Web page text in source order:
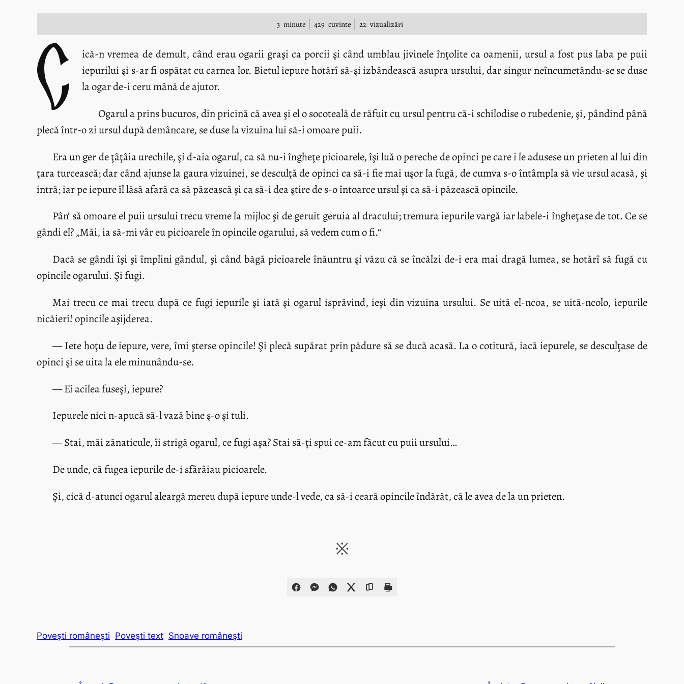
3 minute 429 cuvinte 22 vizualizări
C
ică-n vremea de demult, când erau ogarii graşi ca porcii şi când umblau jivinele înţolite ca oamenii, ursul a fost pus laba pe puii
iepurilui şi s-ar fi ospătat cu carnea lor. Bietul iepure hotărî să-şi izbândească asupra ursului, dar singur neîncumetându-se se duse
la ogar de-i ceru mână de ajutor.
Ogarul a prins bucuros, din pricină că avea şi el o socoteală de răfuit cu ursul pentru că-i schilodise o rubedenie, şi, pândind până
plecă într-o zi ursul după demâncare, se duse la vizuina lui să-i omoare puii.
Era un ger de ţâţâia urechile, şi d-aia ogarul, ca să nu-i îngheţe picioarele, îşi luă o pereche de opinci pe care i le adusese un prieten al lui din
ţara turcească; dar când ajunse la gaura vizuinei, se desculţă de opinci ca să-i fie mai uşor la fugă, de cumva s-o întâmpla să vie ursul acasă, şi
intră; iar pe iepure îl lăsă afară ca să păzească şi ca să-i dea ştire de s-o întoarce ursul şi ca să-i păzească opincile.
Pân’ să omoare el puii ursului trecu vreme la mijloc şi de geruit geruia al dracului; tremura iepurile vargă iar labele-i îngheţase de tot. Ce se
gândi el? „Măi, ia să-mi vâr eu picioarele în opincile ogarului, să vedem cum o fi.“
Dacă se gândi îşi şi împlini gândul, şi când băgă picioarele înăuntru şi văzu că se încălzi de-i era mai dragă lumea, se hotărî să fugă cu
opincile ogarului. Şi fugi.
Mai trecu ce mai trecu după ce fugi iepurile şi iată şi ogarul isprăvind, ieşi din vizuina ursului. Se uită el-ncoa, se uită-ncolo, iepurile
nicăieri! opincile aşijderea.
— Iete hoţu de iepure, vere, îmi şterse opincile! Şi plecă supărat prin pădure să se ducă acasă. La o cotitură, iacă iepurele, se desculţase de
opinci şi se uita la ele minunându-se.
— Ei acilea fuseşi, iepure?
Iepurele nici n-apucă să-l vază bine ş-o şi tuli.
— Stai, măi zănaticule, îi strigă ogarul, ce fugi aşa? Stai să-ţi spui ce-am făcut cu puii ursului…
De unde, că fugea iepurile de-i sfârâiau picioarele.
Şi, cică d-atunci ogarul aleargă mereu după iepure unde-l vede, ca să-i ceară opincile îndărăt, că le avea de la un prieten.
※
Poveşti româneşti Poveşti text Snoave româneşti